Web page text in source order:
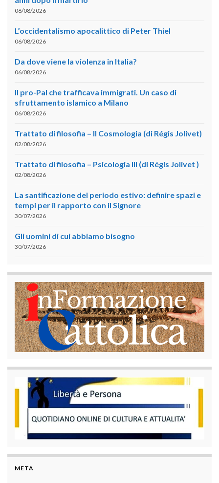
06/08/2026
L’occidentalismo apocalittico di Peter Thiel
06/08/2026
Da dove viene la violenza in Italia?
06/08/2026
Il pro-Pal che trafficava immigrati. Un caso di
sfruttamento islamico a Milano
06/08/2026
Trattato di filosofia – II Cosmologia (di Régis Jolivet)
02/08/2026
Trattato di filosofia – Psicologia III (di Régis Jolivet )
02/08/2026
La santificazione del periodo estivo: definire spazi e
tempi per il rapporto con il Signore
30/07/2026
Gli uomini di cui abbiamo bisogno
30/07/2026
META